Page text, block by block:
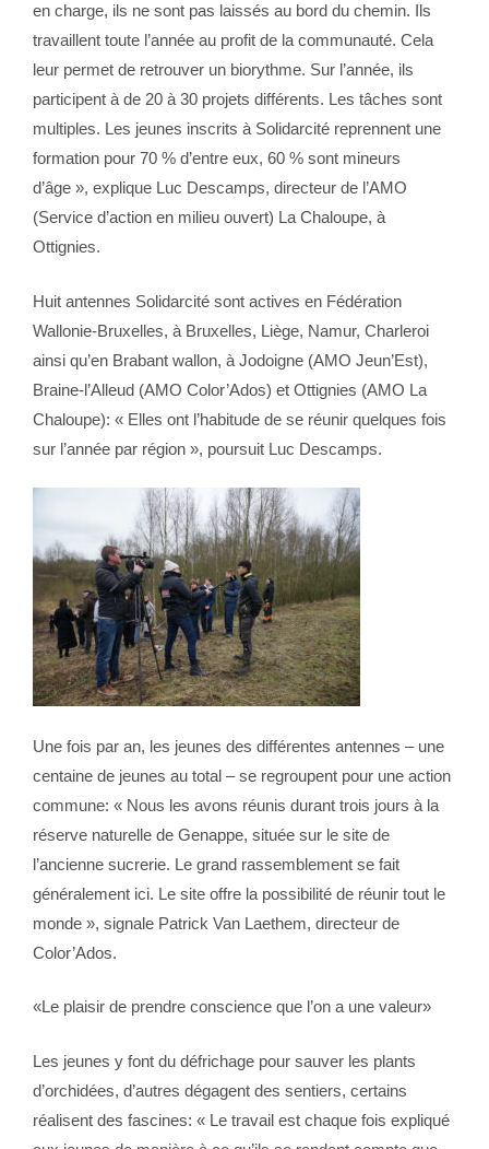
en charge, ils ne sont pas laissés au bord du chemin. Ils
travaillent toute l’année au profit de la communauté. Cela
leur permet de retrouver un biorythme. Sur l’année, ils
participent à de 20 à 30 projets différents. Les tâches sont
multiples. Les jeunes inscrits à Solidarcité reprennent une
formation pour 70 % d’entre eux, 60 % sont mineurs
d’âge », explique Luc Descamps, directeur de l’AMO
(Service d’action en milieu ouvert) La Chaloupe, à
Ottignies.
Huit antennes Solidarcité sont actives en Fédération
Wallonie-Bruxelles, à Bruxelles, Liège, Namur, Charleroi
ainsi qu’en Brabant wallon, à Jodoigne (AMO Jeun’Est),
Braine-l’Alleud (AMO Color’Ados) et Ottignies (AMO La
Chaloupe): « Elles ont l’habitude de se réunir quelques fois
sur l’année par région », poursuit Luc Descamps.
Une fois par an, les jeunes des différentes antennes – une
centaine de jeunes au total – se regroupent pour une action
commune: « Nous les avons réunis durant trois jours à la
réserve naturelle de Genappe, située sur le site de
l’ancienne sucrerie. Le grand rassemblement se fait
généralement ici. Le site offre la possibilité de réunir tout le
monde », signale Patrick Van Laethem, directeur de
Color’Ados.
«Le plaisir de prendre conscience que l’on a une valeur»
Les jeunes y font du défrichage pour sauver les plants
d’orchidées, d’autres dégagent des sentiers, certains
réalisent des fascines: « Le travail est chaque fois expliqué